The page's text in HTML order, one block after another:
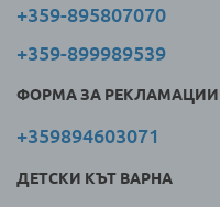
+359-895807070
+359-899989539
ФОРМА ЗА РЕКЛАМАЦИИ
+359894603071
ДЕТСКИ КЪТ ВАРНА